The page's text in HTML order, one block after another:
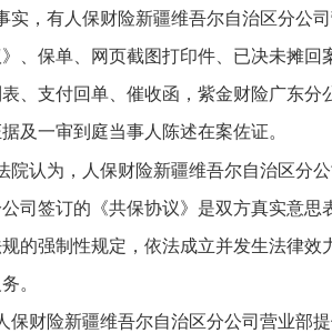
实，有人保财险新疆维吾尔自治区分公
》、保单、网页截图打印件、已决未摊回
、支付回单、催收函，紫金财险广东分
及一审到庭当事人陈述在案佐证。
院认为，人保财险新疆维吾尔自治区分
司签订的《共保协议》是双方真实意思
的强制性规定，依法成立并发生法律效
。
保财险新疆维吾尔自治区分公司营业部